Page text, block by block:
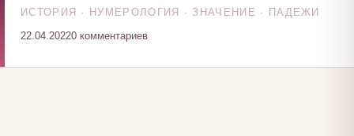
ИСТОРИЯ · НУМЕРОЛОГИЯ · ЗНАЧЕНИЕ · ПАДЕЖИ
22.04.20220 комментариев